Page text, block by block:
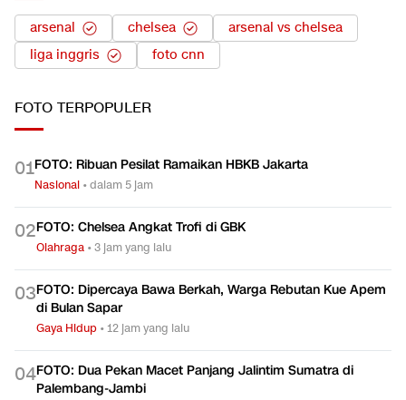
arsenal chelsea
arsenal vs chelsea
liga inggris
foto cnn
FOTO TERPOPULER
01FOTO: Ribuan Pesilat Ramaikan HBKB Jakarta
Nasional •dalam 5 jam
02FOTO: Chelsea Angkat Trofi di GBK
Olahraga •3 jam yang lalu
03FOTO: Dipercaya Bawa Berkah, Warga Rebutan Kue Apem
di Bulan Sapar
Gaya Hidup •12 jam yang lalu
04FOTO: Dua Pekan Macet Panjang Jalintim Sumatra di
Palembang-Jambi